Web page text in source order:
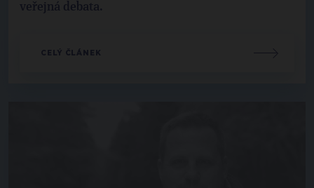
veřejná debata.
CELÝ ČLÁNEK